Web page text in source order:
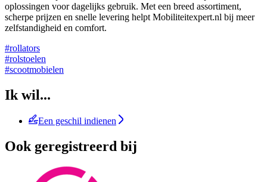
oplossingen voor dagelijks gebruik. Met een breed assortiment,
scherpe prijzen en snelle levering helpt Mobiliteitexpert.nl bij meer
zelfstandigheid en comfort.
#rollators
#rolstoelen
#scootmobielen
Ik wil...
Een geschil indienen
Ook geregistreerd bij